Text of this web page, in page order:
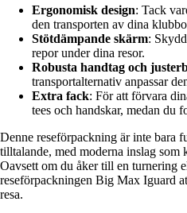
Ergonomisk design: Tack
den transporten av dina
Stötdämpande skärm:
repor under dina resor.
Robusta handtag och
transportalternativ anpassar
Extra fack: För att förvara
tees och handskar, medan du
Denne reseförpackning är inte bara
tilltalande, med moderna inslag som
Oavsett om du åker till en turnering
reseförpackningen Big Max Iguard
resa.